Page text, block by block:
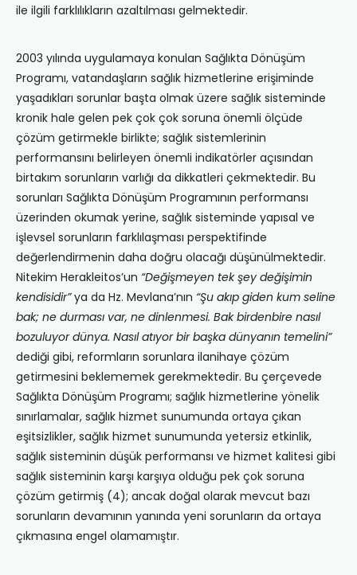
ile ilgili farklılıkların azaltılması gelmektedir.
2003 yılında uygulamaya konulan Sağlıkta Dönüşüm
Programı, vatandaşların sağlık hizmetlerine erişiminde
yaşadıkları sorunlar başta olmak üzere sağlık sisteminde
kronik hale gelen pek çok çok soruna önemli ölçüde
çözüm getirmekle birlikte; sağlık sistemlerinin
performansını belirleyen önemli indikatörler açısından
birtakım sorunların varlığı da dikkatleri çekmektedir. Bu
sorunları Sağlıkta Dönüşüm Programının performansı
üzerinden okumak yerine, sağlık sisteminde yapısal ve
işlevsel sorunların farklılaşması perspektifinde
değerlendirmenin daha doğru olacağı düşünülmektedir.
Nitekim Herakleitos’un “Değişmeyen tek şey değişimin
kendisidir”ya da Hz. Mevlana’nın “Şu akıp giden kum seline
bak; ne durması var, ne dinlenmesi. Bak birdenbire nasıl
bozuluyor dünya. Nasıl atıyor bir başka dünyanın temelini”
dediği gibi, reformların sorunlara ilanihaye çözüm
getirmesini beklememek gerekmektedir. Bu çerçevede
Sağlıkta Dönüşüm Programı; sağlık hizmetlerine yönelik
sınırlamalar, sağlık hizmet sunumunda ortaya çıkan
eşitsizlikler, sağlık hizmet sunumunda yetersiz etkinlik,
sağlık sisteminin düşük performansı ve hizmet kalitesi gibi
sağlık sisteminin karşı karşıya olduğu pek çok soruna
çözüm getirmiş (4); ancak doğal olarak mevcut bazı
sorunların devamının yanında yeni sorunların da ortaya
çıkmasına engel olamamıştır.